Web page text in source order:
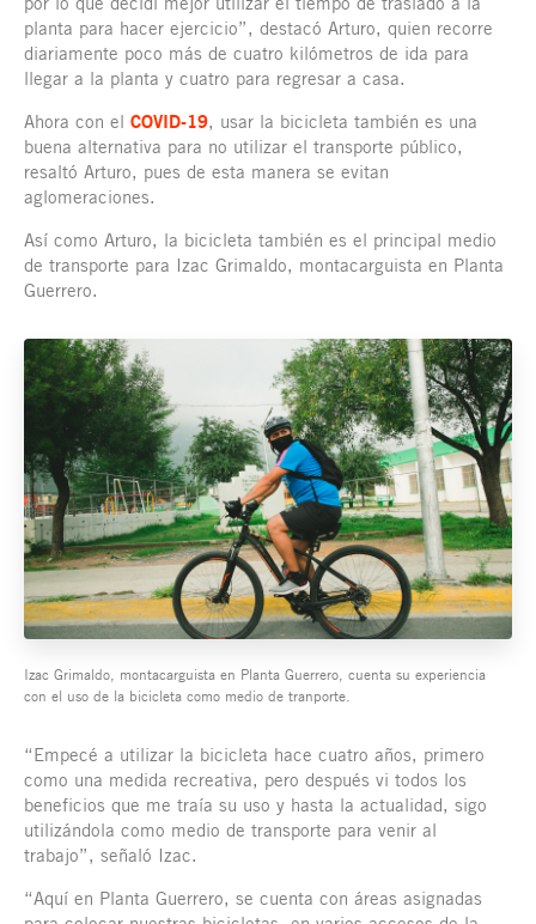
planta para hacer ejercicio”, destacó Arturo, quien recorre
diariamente poco más de cuatro kilómetros de ida para
llegar a la planta y cuatro para regresar a casa.
Ahora con el COVID-19, usar la bicicleta también es una
buena alternativa para no utilizar el transporte público,
resaltó Arturo, pues de esta manera se evitan
aglomeraciones.
Así como Arturo, la bicicleta también es el principal medio
de transporte para Izac Grimaldo, montacarguista en Planta
Guerrero.
Izac Grimaldo, montacarguista en Planta Guerrero, cuenta su experiencia
con el uso de la bicicleta como medio de tranporte.
“Empecé a utilizar la bicicleta hace cuatro años, primero
como una medida recreativa, pero después vi todos los
beneficios que me traía su uso y hasta la actualidad, sigo
utilizándola como medio de transporte para venir al
trabajo”, señaló Izac.
“Aquí en Planta Guerrero, se cuenta con áreas asignadas